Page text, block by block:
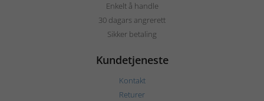
Enkelt å handle
30 dagars angrerett
Sikker betaling
Kundetjeneste
Kontakt
Returer